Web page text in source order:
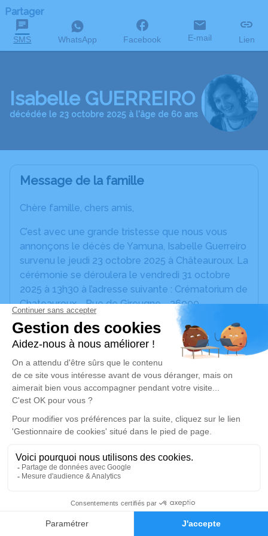
Faire-part Hommages
Partager
SMS WhatsApp Facebook E-mail Lien
Isabelle GUERREIRO
décédée le 23 octobre 2025 à l'âge de 60 ans
Message de la famille
Chère famille, chers amis,
C’est avec une grande tristesse que nous vous
annonçons le décès de Yamuna, Isabelle Guerreiro
survenu le jeudi 23 octobre 2025 à Châteauroux. La
cérémonie se déroulera le vendredi 31 octobre
2025 à 13h30 à l’adresse suivante : Crématorium de
Chateauroux - Rue de Gireugne - 36000
Châteauroux.
Nous vous invitons à utiliser cet espace pour
laisser vos condoléances, partager des photos
souvenirs, une anecdote ou exprimer vos pensées
à travers des poèmes ou des textes. Cet endroit
est un lieu d'expression dédié à honorer la
mémoire de Yamuna, Isabelle Guerreiro.
disponible ici
Cérémonie civile